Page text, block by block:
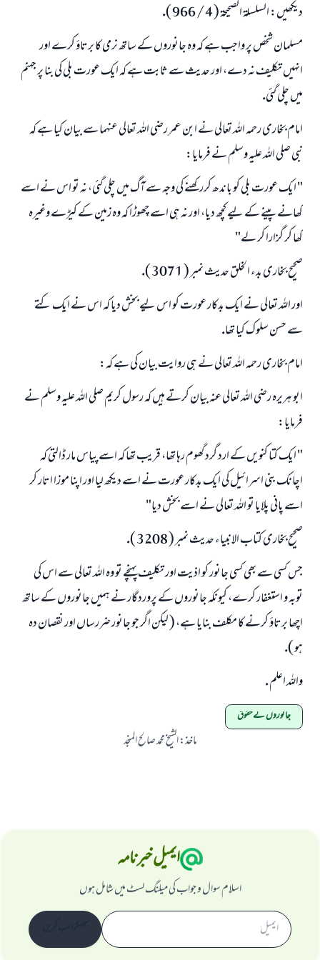
ديكھيں: السلسلۃ الصحيحۃ ( 4 / 966 ).
مسلمان شخص پر واجب ہے كہ وہ جانوروں كے ساتھ نرمى كا برتاؤ كرے اور
انہيں تكليف نہ دے، اور حديث سے ثابت ہے كہ ايك عورت بلى كى بنا پر جہنم
ميں چلى گئى.
امام بخارى رحمہ اللہ تعالى نے ابن عمر رضى اللہ تعالى عنہما سے بيان كيا ہے كہ
نبى صلى اللہ عليہ وسلم نے فرمايا:
" ايك عورت بلى كو باندھ كرركھنے كى وجہ سے آگ ميں چلى گئى، نہ تو اس نے اسے
كھانے پينے كے ليے كچھ ديا، اور نہ ہى اسے چھوڑا كہ وہ زمين كے كيڑے وغيرہ
كھا كر گزارا كر لے"
صحيح بخارى بدء الخلق حديث نمبر ( 3071 ).
اور اللہ تعالى نے ايك بدكار عورت كو اس ليے بخش ديا كہ اس نے ايك كتے
سے حسن سلوك كيا تھا.
امام بخارى رحمہ اللہ تعالى نے ہى روايت بيان كى ہے كہ:
ابو ہريرہ رضى اللہ تعالى عنہ بيان كرتے ہيں كہ رسول كريم صلى اللہ عليہ وسلم نے
فرمايا:
" ايك كتا كنويں كے ارد گرد گھوم رہا تھا، قريب تھا كہ اسے پياس مار ڈالتى كہ
اچانك بنى اسرائيل كى ايك بدكار عورت نے اسے ديكھ ليا اور اپنا موزا اتار كر
اسے پانى پلايا تو اللہ تعالى نے اسے بخش ديا"
صحيح بخارى كتاب الانبياء حديث نمبر ( 3208 ).
جس كسى سے بھى كسى جانور كو اذيت اور تكليف پہنچے تو وہ اللہ تعالى سے اس كى
توبہ و استغفار كرے، كيونكہ جانوروں كے پروردگار نے ہميں جانوروں كے ساتھ
اچھا برتاؤ كرنے كا مكلف بنايا ہے، ( ليكن اگر جو جانور ضررساں اور نقصان دہ
ہو ).
واللہ اعلم .
جانوروں کے حقوق
ماخذ:الشیخ محمد صالح المنجد
ایمیل خبرنامہ
اسلام سوال و جواب کی میلنگ لسٹ میں شامل ہوں
(مسلم : 1893)
ابھی تعاون کریں